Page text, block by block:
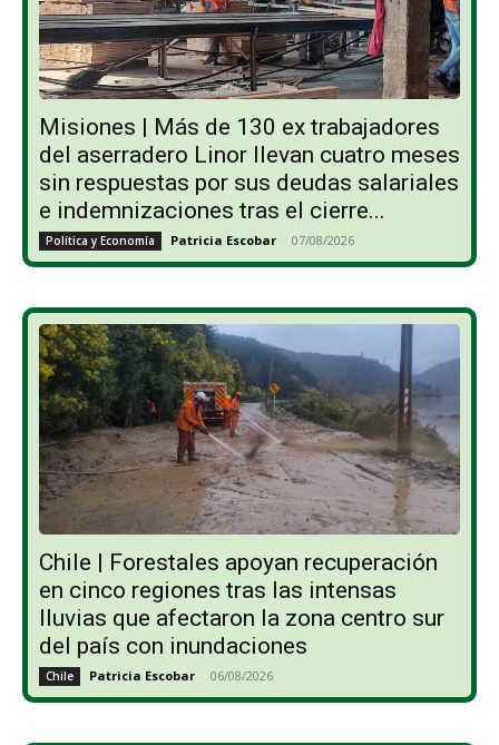
Misiones | Más de 130 ex trabajadores
del aserradero Linor llevan cuatro meses
sin respuestas por sus deudas salariales
e indemnizaciones tras el cierre...
Política y Economía Patricia Escobar - 07/08/2026
Chile | Forestales apoyan recuperación
en cinco regiones tras las intensas
lluvias que afectaron la zona centro sur
del país con inundaciones
Chile Patricia Escobar - 06/08/2026